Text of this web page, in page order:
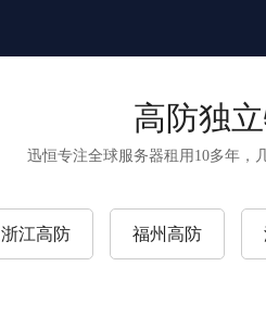
高防独
迅恒专注全球服务器租用10多年，
浙江高防 福州高防